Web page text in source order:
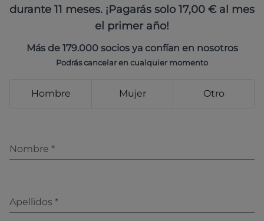
durante 11 meses. ¡Pagarás solo 17,00 € al mes
el primer año!
Más de 179.000 socios ya confían en nosotros
Podrás cancelar en cualquier momento
Hombre Mujer Otro
Nombre *
Apellidos *